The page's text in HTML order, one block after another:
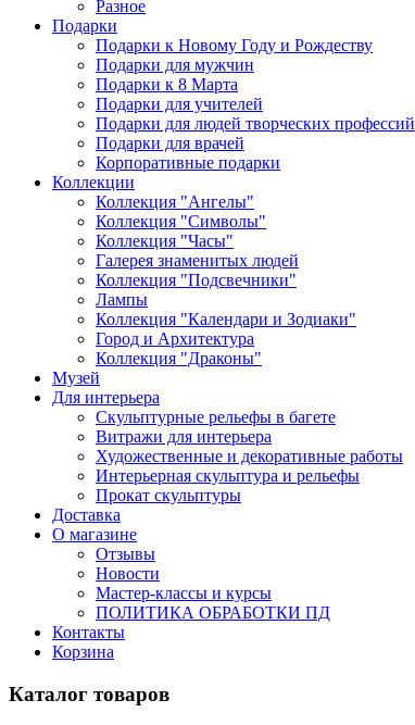
Разное
Подарки
Подарки к Новому Году и Рождеству
Подарки для мужчин
Подарки к 8 Марта
Подарки для учителей
Подарки для людей творческих профессий
Подарки для врачей
Корпоративные подарки
Коллекции
Коллекция "Ангелы"
Коллекция "Символы"
Коллекция "Часы"
Галерея знаменитых людей
Коллекция "Подсвечники"
Лампы
Коллекция "Календари и Зодиаки"
Город и Архитектура
Коллекция "Драконы"
Музей
Для интерьера
Скульптурные рельефы в багете
Витражи для интерьера
Художественные и декоративные работы
Интерьерная скульптура и рельефы
Прокат скульптуры
Доставка
О магазине
Отзывы
Новости
Мастер-классы и курсы
ПОЛИТИКА ОБРАБОТКИ ПД
Контакты
Корзина
Каталог товаров